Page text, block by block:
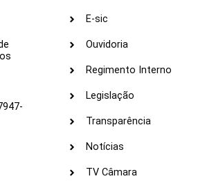
E-sic
Ouvidoria
Regimento Interno
Legislação
Transparência
Notícias
TV Câmara